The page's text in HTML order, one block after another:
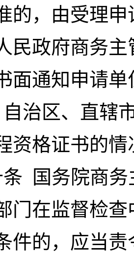
的，由受理
民政府商务
面通知申请
治区、直辖市
资格证书的
国务院商
门在监督检
件的，应当